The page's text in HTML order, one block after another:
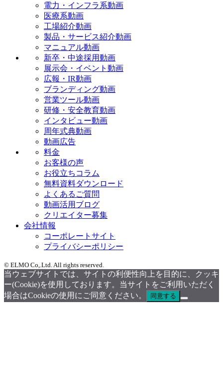
電力・インフラ系動画
医療系動画
工場紹介動画
製品・サービス紹介動画
マニュアル動画
新卒・中途採用動画
展示会・イベント動画
広報・IR動画
ブランディング動画
営業ツール動画
研修・安全教育動画
インタビュー動画
周年式典動画
動画広告
料金
お客様の声
お役立ちコラム
無料資料ダウンロード
よくあるご質問
動画活用ブログ
クリエイター募集
会社情報
コーポレートサイト
プライバシーポリシー
©︎ ELMO Co,.Ltd. All rights reserved.
当ウェブサイトでは、サイトの利便性向上を目的に、クッキ
ー(Cookie)を使用しております。当サイトをご利用いただく
場合はCookieの使用にご同意ください。
同意する